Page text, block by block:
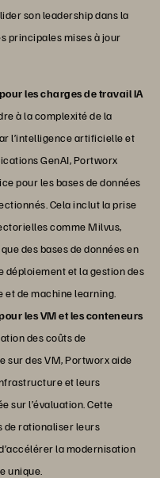
son leadership dans la
principales mises à jour
les charges de travail IA
à la complexité de la
l’intelligence artificielle et
GenAI, Portworx
pour les bases de données
Cela inclut la prise
comme Milvus,
des bases de données en
déploiement et la gestion des
de machine learning.
les VM et les conteneurs
des coûts de
des VM, Portworx aide
et leurs
sur l’évaluation. Cette
de rationaliser leurs
la modernisation
unique.